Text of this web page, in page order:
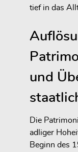
tief in das
und
Die
adliger
Beginn des